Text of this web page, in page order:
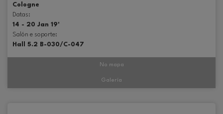
Cologne
Datas:
14 - 20 Jan 19'
Salón e soporte:
Hall 5.2 B-030/C-047
No mapa
Galería